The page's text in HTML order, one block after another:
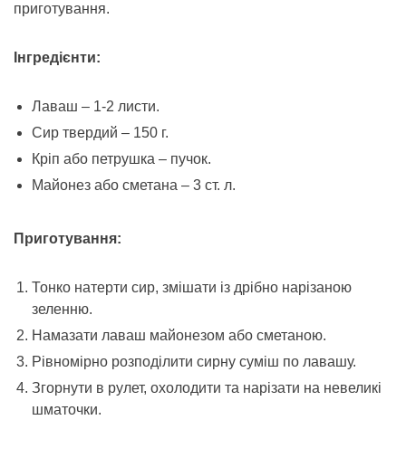
приготування.
Інгредієнти:
Лаваш – 1-2 листи.
Сир твердий – 150 г.
Кріп або петрушка – пучок.
Майонез або сметана – 3 ст. л.
Приготування:
Тонко натерти сир, змішати із дрібно нарізаною
зеленню.
Намазати лаваш майонезом або сметаною.
Рівномірно розподілити сирну суміш по лавашу.
Згорнути в рулет, охолодити та нарізати на невеликі
шматочки.